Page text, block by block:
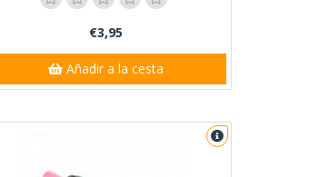
€3,95
Añadir a la cesta